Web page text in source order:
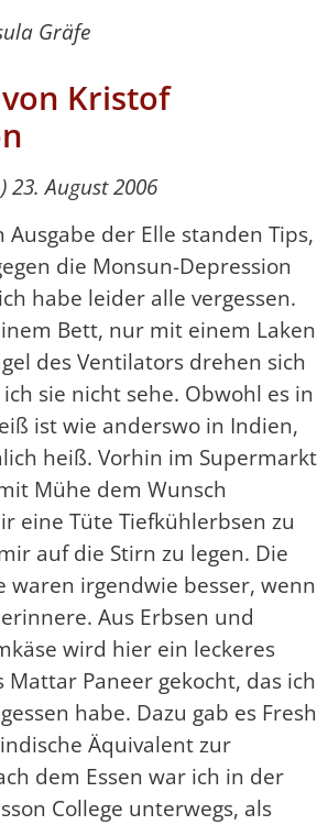
Gräfe
Kristof
23. August 2006
der Elle standen Tips,
die Monsun-Depression
habe leider alle vergessen.
Bett, nur mit einem Laken
des Ventilators drehen sich
sie nicht sehe. Obwohl es in
ist wie anderswo in Indien,
heiß. Vorhin im Supermarkt
Mühe dem Wunsch
eine Tüte Tiefkühlerbsen zu
auf die Stirn zu legen. Die
waren irgendwie besser, wenn
Aus Erbsen und
wird hier ein leckeres
Paneer gekocht, das ich
habe. Dazu gab es Fresh
Äquivalent zur
dem Essen war ich in der
College unterwegs, als